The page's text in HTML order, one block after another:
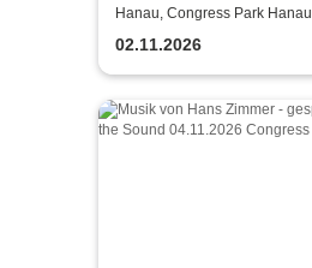
Kerzenschein
Hanau, Congress Park Hanau
02.11.2026